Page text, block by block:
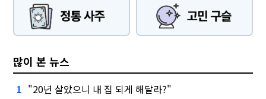
많이 본 뉴스
1 "20년 살았으니 내 집 되게 해달라?"